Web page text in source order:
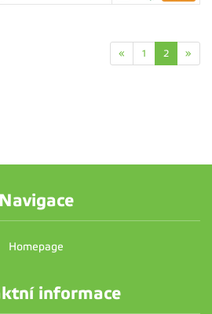
« 1 2 »
Navigace
Homepage
informace